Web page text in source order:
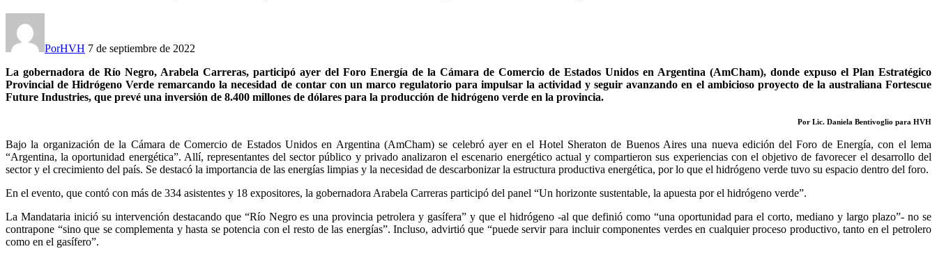
PorHVH 7 de septiembre de 2022
La gobernadora de Río Negro, Arabela Carreras, participó ayer del Foro Energía de la Cámara de Comercio de Estados Unidos en Argentina (AmCham), donde expuso el Plan Estratégico
Provincial de Hidrógeno Verde remarcando la necesidad de contar con un marco regulatorio para impulsar la actividad y seguir avanzando en el ambicioso proyecto de la australiana Fortescue
Future Industries, que prevé una inversión de 8.400 millones de dólares para la producción de hidrógeno verde en la provincia.
Por Lic. Daniela Bentivoglio para HVH
Bajo la organización de la Cámara de Comercio de Estados Unidos en Argentina (AmCham) se celebró ayer en el Hotel Sheraton de Buenos Aires una nueva edición del Foro de Energía, con el lema
“Argentina, la oportunidad energética”. Allí, representantes del sector público y privado analizaron el escenario energético actual y compartieron sus experiencias con el objetivo de favorecer el desarrollo del
sector y el crecimiento del país. Se destacó la importancia de las energías limpias y la necesidad de descarbonizar la estructura productiva energética, por lo que el hidrógeno verde tuvo su espacio dentro del foro.
En el evento, que contó con más de 334 asistentes y 18 expositores, la gobernadora Arabela Carreras participó del panel “Un horizonte sustentable, la apuesta por el hidrógeno verde”.
La Mandataria inició su intervención destacando que “Río Negro es una provincia petrolera y gasífera” y que el hidrógeno -al que definió como “una oportunidad para el corto, mediano y largo plazo”- no se
contrapone “sino que se complementa y hasta se potencia con el resto de las energías”. Incluso, advirtió que “puede servir para incluir componentes verdes en cualquier proceso productivo, tanto en el petrolero
como en el gasífero”.